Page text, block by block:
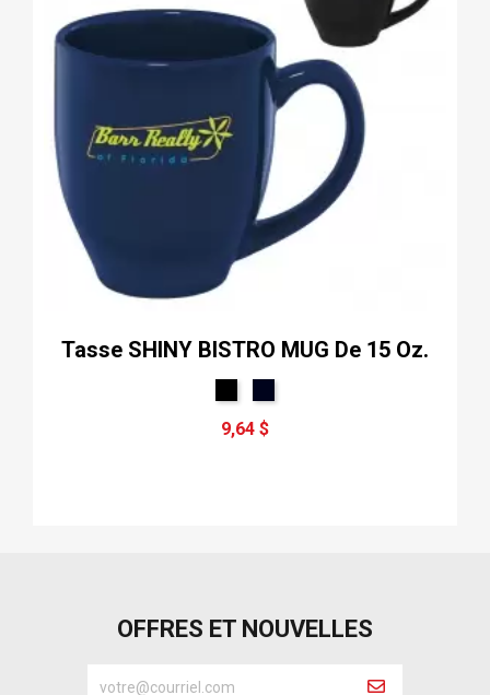
Tasse SHINY BISTRO MUG De 15 Oz.
9,64 $
OFFRES ET NOUVELLES